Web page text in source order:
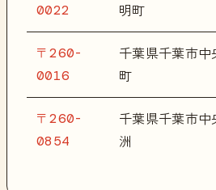
0022
明町
〒260-
0016
千葉県千葉市中
町
〒260-
0854
千葉県千葉市中
洲